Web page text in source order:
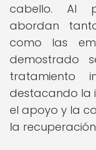
cabello. Al
abordan
como las
demostrado
tratamiento
destacando la
el apoyo y la
la